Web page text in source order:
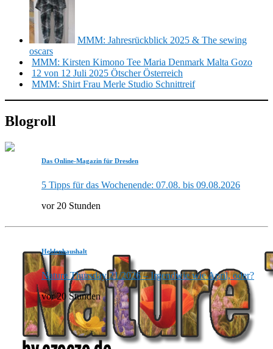
MMM: Jahresrückblick 2025 & The sewing
oscars
MMM: Kirsten Kimono Tee Maria Denmark Malta Gozo
12 von 12 Juli 2025 Ötscher Österreich
MMM: Shirt Frau Merle Studio Schnittreif
Blogroll
Das Online-Magazin für Dresden
5 Tipps für das Wochenende: 07.08. bis 09.08.2026
vor 20 Stunden
Heldenhaushalt
Nature Thursday 21/2026 – Irgendwie wie April, oder?
vor 20 Stunden